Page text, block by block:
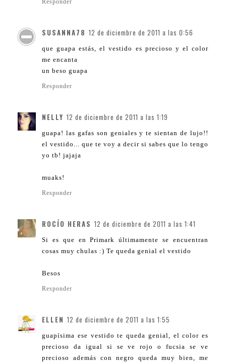
SUSANNA78 12 de diciembre de 2011 a las 0:56
que guapa estás, el vestido es precioso y el color
me encanta
un beso guapa
Responder
NELLY 12 de diciembre de 2011 a las 1:19
guapa! las gafas son geniales y te sientan de lujo!!
el vestido... que te voy a decir si sabes que lo tengo
yo tb! jajaja
muaks!
Responder
ROCÍO HERAS 12 de diciembre de 2011 a las 1:41
Si es que en Primark últimamente se encuentran
cosas muy chulas :) Te queda genial el vestido
Besos
Responder
ELLEN 12 de diciembre de 2011 a las 1:55
guapísima ese vestido te queda genial, el color es
precioso da igual si se ve rojo o fucsia se ve
precioso además con negro queda muy bien, me